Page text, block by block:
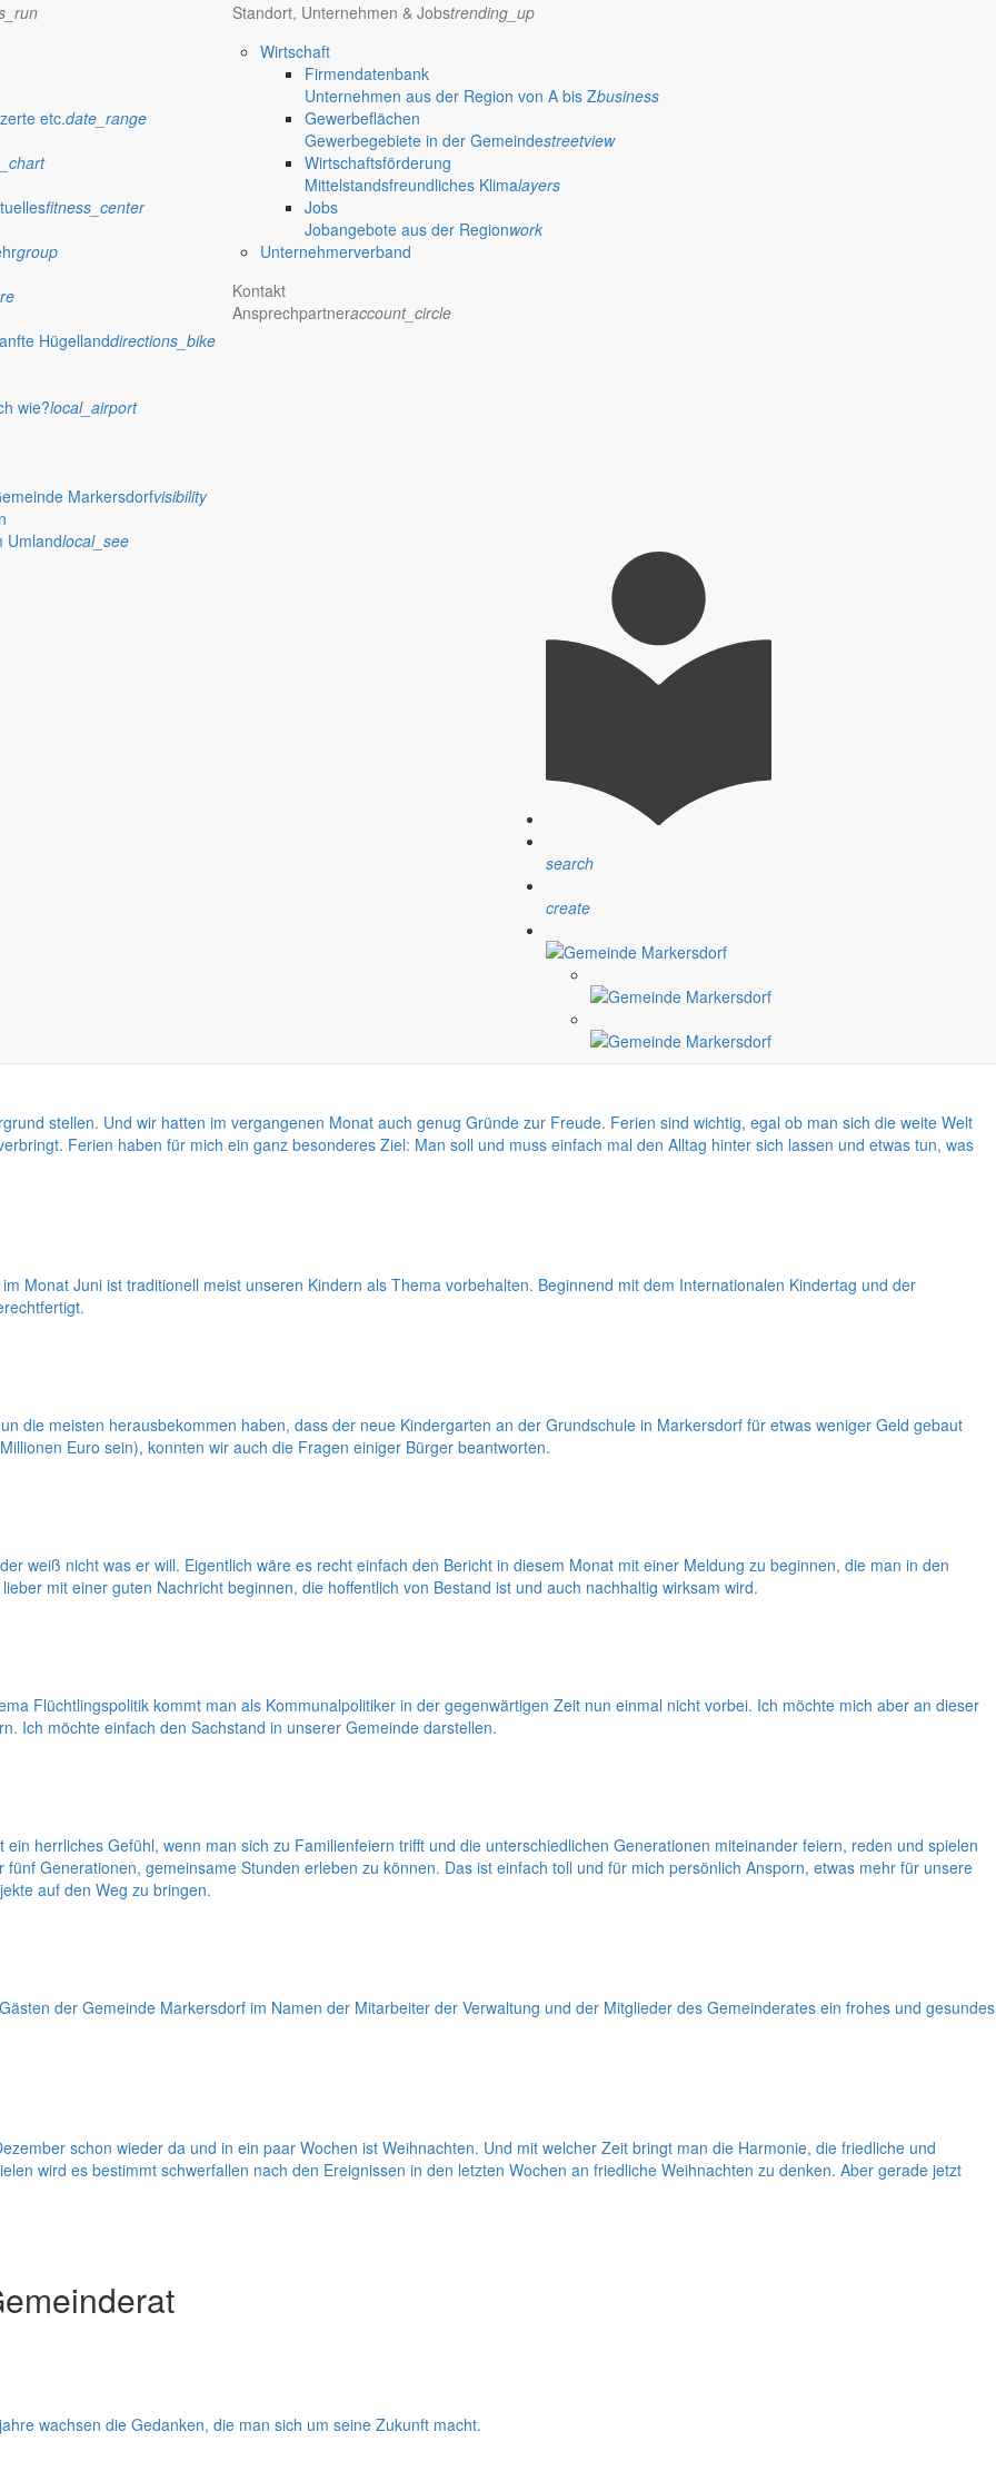
etc.date_range
fitness_center
group
Hügellanddirections_bike
wie?local_airport
Markersdorfvisibility
Umlandlocal_see
Standort, Unternehmen & Jobstrending_up
Wirtschaft
Firmendatenbank
Unternehmen aus der Region von A bis Zbusiness
Gewerbeflächen
Gewerbegebiete in der Gemeindestreetview
Wirtschaftsförderung
Mittelstandsfreundliches Klimalayers
Jobs
Jobangebote aus der Regionwork
Unternehmerverband
Kontakt
Ansprechpartneraccount_circle
search
create
Markersdorf
leicht dahin, dass der Tod zum Leben dazugehört. Erst wenn man jedoch selbst davon betroffen ist, einen lieben Menschen verloren zu
Momenten ist es wichtig, eine Familie um sich zu haben, Menschen, mit denen man den Schmerz teilen kann, und einen Ort, an dem
im Fußball sind wir nicht geworden, bei der Tour de France haben die deutschen Teilnehmer auch keine entscheidende Rolle gespielt,
nun hoffen wir, dass die deutsche Delegation in Rio erfolgreich starten wird. Also sportlich liegen wir voll im Trend! Und es tut gut, zu
stellen. Und wir hatten im vergangenen Monat auch genug Gründe zur Freude. Ferien sind wichtig, egal ob man sich die weite Welt
Ferien haben für mich ein ganz besonderes Ziel: Man soll und muss einfach mal den Alltag hinter sich lassen und etwas tun, was
Monat Juni ist traditionell meist unseren Kindern als Thema vorbehalten. Beginnend mit dem Internationalen Kindertag und der
die meisten herausbekommen haben, dass der neue Kindergarten an der Grundschule in Markersdorf für etwas weniger Geld gebaut
Euro sein), konnten wir auch die Fragen einiger Bürger beantworten.
weiß nicht was er will. Eigentlich wäre es recht einfach den Bericht in diesem Monat mit einer Meldung zu beginnen, die man in den
mit einer guten Nachricht beginnen, die hoffentlich von Bestand ist und auch nachhaltig wirksam wird.
Flüchtlingspolitik kommt man als Kommunalpolitiker in der gegenwärtigen Zeit nun einmal nicht vorbei. Ich möchte mich aber an dieser
Ich möchte einfach den Sachstand in unserer Gemeinde darstellen.
herrliches Gefühl, wenn man sich zu Familienfeiern trifft und die unterschiedlichen Generationen miteinander feiern, reden und spielen
Generationen, gemeinsame Stunden erleben zu können. Das ist einfach toll und für mich persönlich Ansporn, etwas mehr für unsere
auf den Weg zu bringen.
der Gemeinde Markersdorf im Namen der Mitarbeiter der Verwaltung und der Mitglieder des Gemeinderates ein frohes und gesundes
schon wieder da und in ein paar Wochen ist Weihnachten. Und mit welcher Zeit bringt man die Harmonie, die friedliche und
wird es bestimmt schwerfallen nach den Ereignissen in den letzten Wochen an friedliche Weihnachten zu denken. Aber gerade jetzt
wachsen die Gedanken, die man sich um seine Zukunft macht.